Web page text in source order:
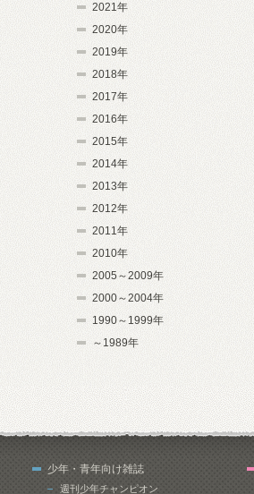
2021年
2020年
2019年
2018年
2017年
2016年
2015年
2014年
2013年
2012年
2011年
2010年
2005～2009年
2000～2004年
1990～1999年
～1989年
少年・青年向け雑誌
週刊少年チャンピオン